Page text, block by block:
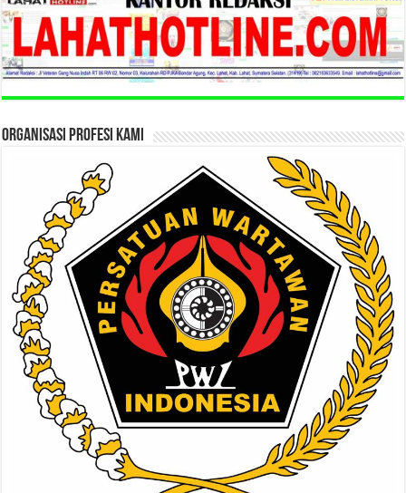
ORGANISASI PROFESI KAMI